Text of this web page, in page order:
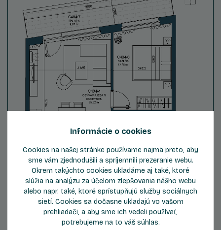
ZOBRAZIŤ DETAIL
Informácie o cookies
Cookies na našej stránke používame najmä preto, aby
sme vám zjednodušili a spríjemnili prezeranie webu.
Okrem takýchto cookies ukladáme aj také, ktoré
slúžia na analýzu za účelom zlepšovania nášho webu
alebo napr. také, ktoré sprístupňujú služby sociálnych
sietí. Cookies sa dočasne ukladajú vo vašom
prehliadači, a aby sme ich vedeli používať,
potrebujeme na to váš súhlas.